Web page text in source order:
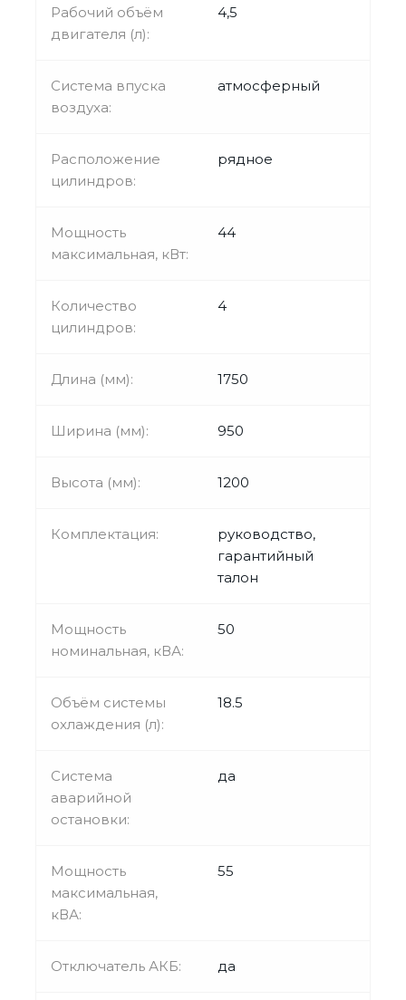
Рабочий объём
двигателя (л):
4,5
Система впуска
воздуха:
атмосферный
Расположение
цилиндров:
рядное
Мощность
максимальная, кВт:
44
Количество
цилиндров:
4
Длина (мм): 1750
Ширина (мм): 950
Высота (мм): 1200
Комплектация:
руководство,
гарантийный
талон
Мощность
номинальная, кВА:
50
Объём системы
охлаждения (л):
18.5
Система
аварийной
остановки:
да
Мощность
максимальная,
кВА:
55
Отключатель АКБ: да